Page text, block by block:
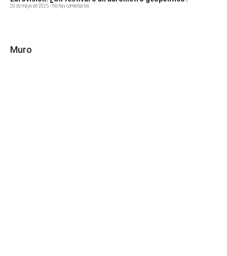
20 de mayo de 2025 No hay comentarios
Muro